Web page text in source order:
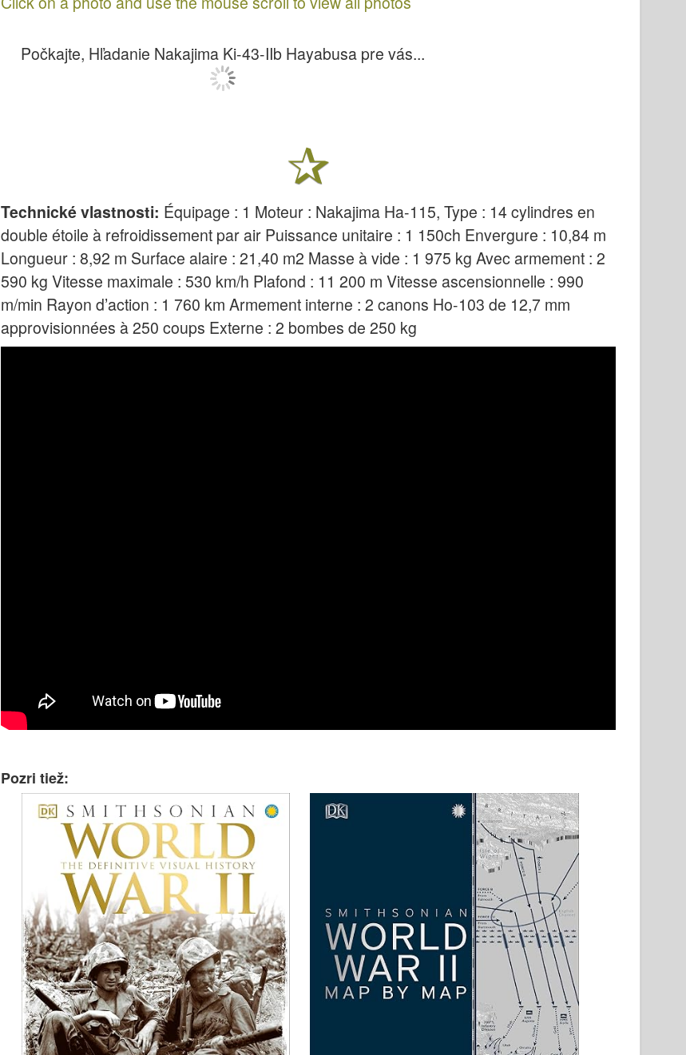
Počkajte, Hľadanie Nakajima Ki-43-IIb Hayabusa pre vás...
Technické vlastnosti: Équipage : 1 Moteur : Nakajima Ha-115, Type : 14 cylindres en
double étoile à refroidissement par air Puissance unitaire : 1 150ch Envergure : 10,84 m
Longueur : 8,92 m Surface alaire : 21,40 m2 Masse à vide : 1 975 kg Avec armement : 2
590 kg Vitesse maximale : 530 km/h Plafond : 11 200 m Vitesse ascensionnelle : 990
m/min Rayon d’action : 1 760 km Armement interne : 2 canons Ho-103 de 12,7 mm
approvisionnées à 250 coups Externe : 2 bombes de 250 kg
Pozri tiež: